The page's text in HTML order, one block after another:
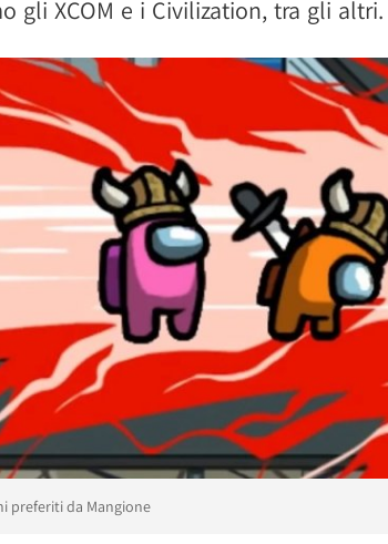
gli XCOM e i Civilization, tra gli altri.
preferiti da Mangione